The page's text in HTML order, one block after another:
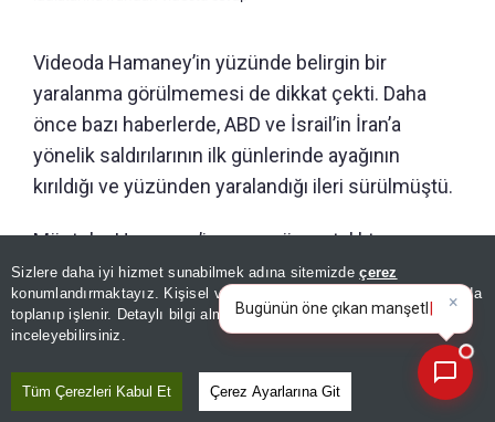
Sizlere daha iyi hizmet sunabilmek adına sitemizdeçerez
konumlandırmaktayız. Kişisel verileriniz, KVKK ve GDPR kapsamında
toplanıp işlenir. Detaylı bilgi almak içinAydınlatma Metnimizi
inceleyebilirsiniz.
Tüm Çerezleri Kabul Et Çerez Ayarlarına Git
Videoda Hamaney’in yüzünde belirgin bir
yaralanma görülmemesi de dikkat çekti. Daha
önce bazı haberlerde, ABD ve İsrail’in İran’a
yönelik saldırılarının ilk günlerinde ayağının
kırıldığı ve yüzünden yaralandığı ileri sürülmüştü.
Mücteba Hamaney’in uzun süre ortalıkta
görünmemesi, özellikle babası Ali Hamaney’in
cenaze törenine katılmaması, sağlık durumuyla
ilgili soru işaretlerini artırmıştı. Yayımlanan 13
saniyelik video bu tartışmaları yeniden gündeme
getirirken, görüntünün çekim tarihi ve yeri
×
Bugünün öne çıkan manşetleri
ve gelişmeleri neler?